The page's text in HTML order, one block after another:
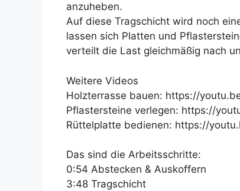
anzuheben.
Auf diese Tragschicht wird noch
lassen sich Platten und
verteilt die Last gleichmäßig nach
Weitere Videos
Holzterrasse bauen: https://
Pflastersteine verlegen: https://
Rüttelplatte bedienen: https://
Das sind die Arbeitsschritte:
0:54 Abstecken & Auskoffern
3:48 Tragschicht